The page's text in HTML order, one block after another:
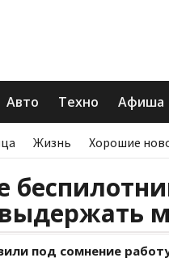
Авто Техно Афиша
Жизнь Хорошие
под сомнение